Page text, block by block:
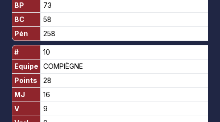
BP
BC
Pén
#
Equipe
Points
MJ
V
73
58
258
10
COMPIÈGNE
28
16
9